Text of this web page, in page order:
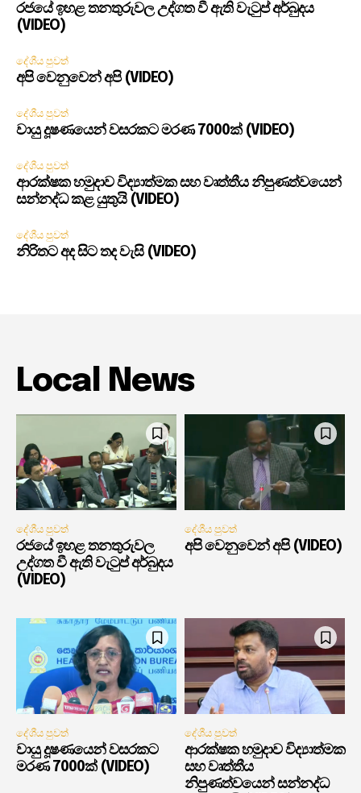
රජයේ ඉහළ තනතුරුවල උද්ගත වී ඇති වැටුප් අර්බුදය
(VIDEO)
දේශීය පුවත්
අපි වෙනුවෙන් අපි (VIDEO)
දේශීය පුවත්
වායු දූෂණයෙන් වසරකට මරණ 7000ක් (VIDEO)
දේශීය පුවත්
ආරක්ෂක හමුදාව විද්‍යාත්මක සහ වෘත්තීය නිපුණත්වයෙන්
සන්නද්ධ කළ යුතුයි (VIDEO)
දේශීය පුවත්
නිරිතට අද සිට තද වැසි (VIDEO)
Local News
දේශීය පුවත්
රජයේ ඉහළ තනතුරුවල
උද්ගත වී ඇති වැටුප් අර්බුදය
(VIDEO)
දේශීය පුවත්
අපි වෙනුවෙන් අපි (VIDEO)
දේශීය පුවත්
වායු දූෂණයෙන් වසරකට
මරණ 7000ක් (VIDEO)
දේශීය පුවත්
ආරක්ෂක හමුදාව විද්‍යාත්මක
සහ වෘත්තීය
නිපුණත්වයෙන් සන්නද්ධ